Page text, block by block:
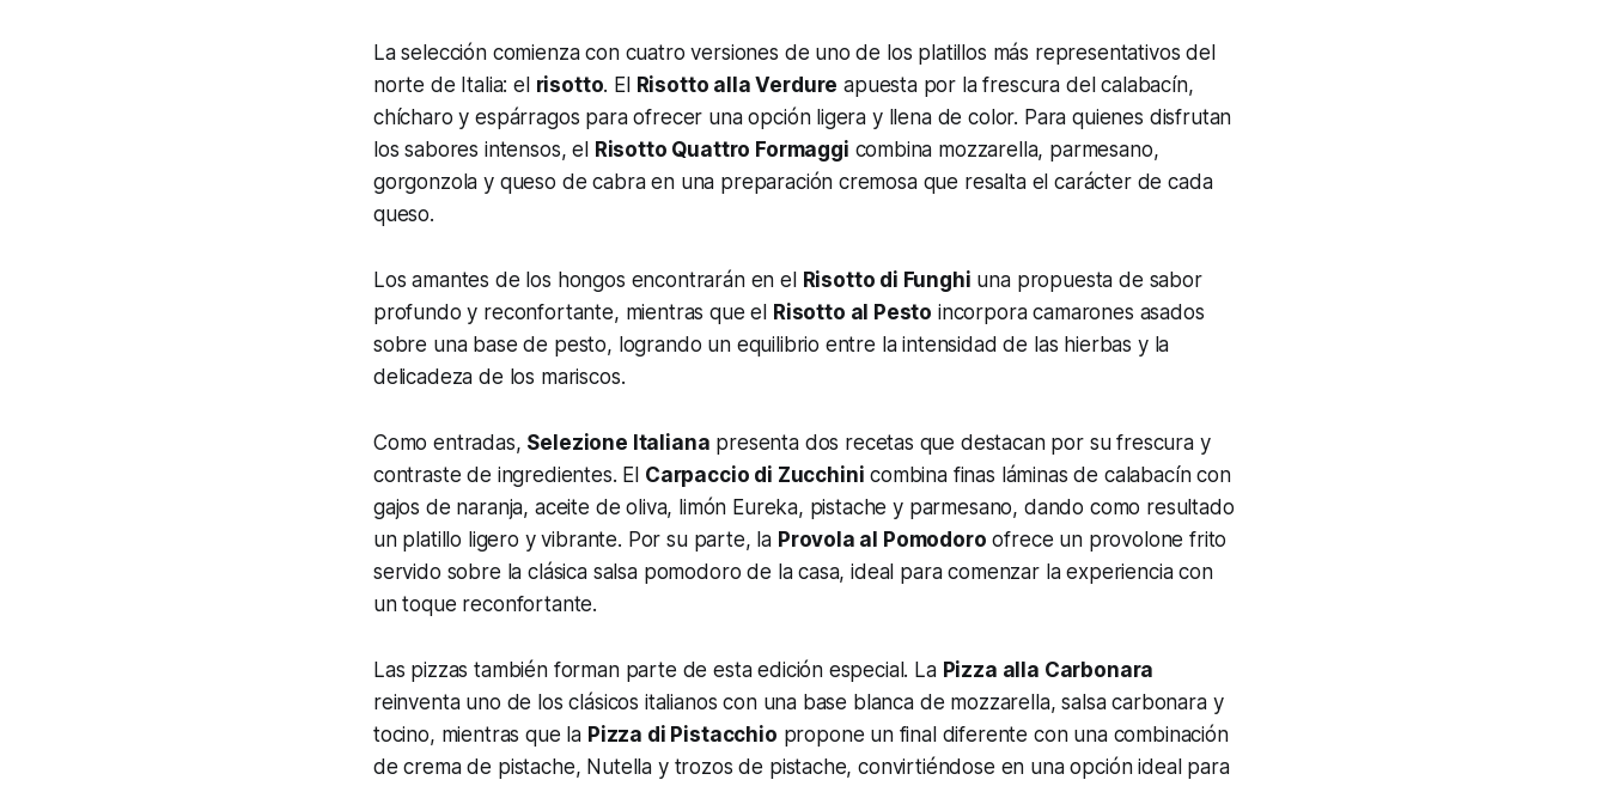
La selección comienza con cuatro versiones de uno de los platillos más representativos del
norte de Italia: el risotto. El Risotto alla Verdure apuesta por la frescura del calabacín,
chícharo y espárragos para ofrecer una opción ligera y llena de color. Para quienes disfrutan
los sabores intensos, el
Risotto Quattro Formaggi combina mozzarella, parmesano,
gorgonzola y queso de cabra en una preparación cremosa que resalta el carácter de cada
queso.
Los amantes de los hongos encontrarán en el Risotto di Funghi una propuesta de sabor
profundo y reconfortante, mientras que el
Risotto al Pesto incorpora camarones asados
sobre una base de pesto, logrando un equilibrio entre la intensidad de las hierbas y la
delicadeza de los mariscos.
Como entradas, Selezione Italiana presenta dos recetas que destacan por su frescura y
contraste de ingredientes. El Carpaccio di Zucchini combina finas láminas de calabacín con
gajos de naranja, aceite de oliva, limón Eureka, pistache y parmesano, dando como resultado
un platillo ligero y vibrante. Por su parte, la Provola al Pomodoro ofrece un provolone frito
servido sobre la clásica salsa pomodoro de la casa, ideal para comenzar la experiencia con
un toque reconfortante.
Las pizzas también forman parte de esta edición especial. La Pizza alla Carbonara
reinventa uno de los clásicos italianos con una base blanca de mozzarella, salsa carbonara y
tocino, mientras que la Pizza di Pistacchio propone un final diferente con una combinación
de crema de pistache, Nutella y trozos de pistache, convirtiéndose en una opción ideal para